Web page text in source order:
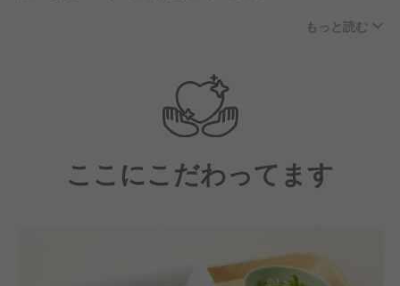
チームワークを大切にしており、組織としての仕組み
些細なことにも気を配り合い、お互いが働きやすい環
境作りを行っています。
そのため、分からないことがあっても聞きやすい雰囲
気があり、新しく入社される方も安心です！
もっと読む
ここにこだわってます